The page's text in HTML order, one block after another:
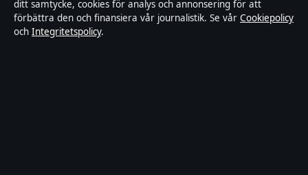
Källor & standarder
Redaktionell policy
ditt samtycke, cookies för analys och annonsering för att
förbättra den och finansiera vår journalistik. Se vår Cookiepolicy
och Integritetspolicy.